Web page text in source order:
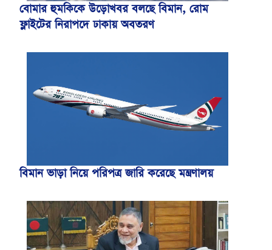
বোমার হুমকিকে উড়োখবর বলছে বিমান, রোম
ফ্লাইটের নিরাপদে ঢাকায় অবতরণ
বিমান ভাড়া নিয়ে পরিপত্র জারি করেছে মন্ত্রণালয়